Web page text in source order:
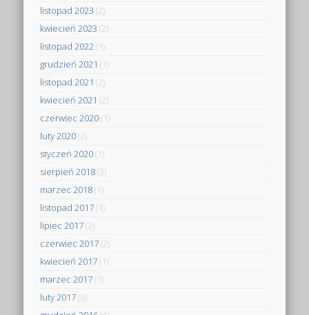
listopad 2023 (2)
kwiecień 2023 (2)
listopad 2022(1)
grudzień 2021 (1)
listopad 2021 (2)
kwiecień 2021 (2)
czerwiec 2020(1)
luty 2020(2)
styczeń 2020(1)
sierpień 2018(3)
marzec 2018(1)
listopad 2017(1)
lipiec 2017(2)
czerwiec 2017(2)
kwiecień 2017(1)
marzec 2017(1)
luty 2017(3)